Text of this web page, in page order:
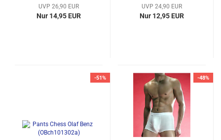
UVP 26,90 EUR
Nur 14,95 EUR
UVP 24,90 EUR
Nur 12,95 EUR
-51% -48%